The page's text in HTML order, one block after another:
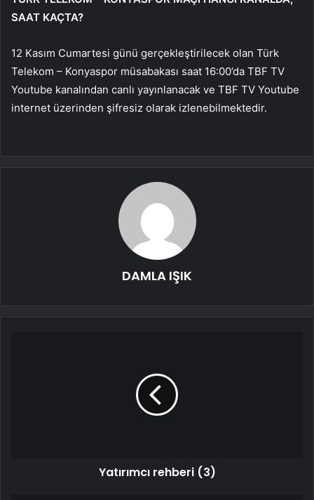
SAAT KAÇTA?
12 Kasım Cumartesi günü gerçekleştirilecek olan Türk
Telekom – Konyaspor müsabakası saat 16:00’da TBF TV
Youtube kanalından canlı yayınlanacak ve TBF TV Youtube
internet üzerinden şifresiz olarak izlenebilmektedir.
DAMLA IŞIK
Yatırımcı rehberi (3)